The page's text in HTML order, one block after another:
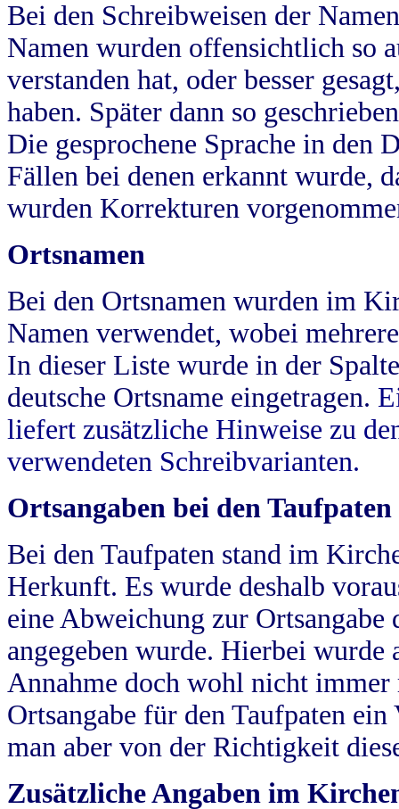
Bei den Schreibweisen der
Namen wurden offensichtlich so
verstanden hat, oder besser
haben. Später dann so
Die gesprochene Sprache in
Fällen bei denen erkannt wurde,
wurden Korrekturen
Ortsnamen
Bei den Ortsnamen wurden im
Namen verwendet, wobei
In dieser Liste wurde in der
deutsche Ortsname eingetragen.
liefert zusätzliche Hinweise zu
verwendeten Schreibvarianten.
Ortsangaben bei den Taufpaten
Bei den Taufpaten stand im
Herkunft. Es wurde deshalb
eine Abweichung zur
angegeben wurde. Hierbei wurde
Annahme doch wohl nicht
Ortsangabe für den Taufpaten
man aber von der Richtigkeit
Zusätzliche Angaben im